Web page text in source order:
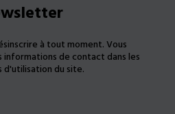
à tout moment. Vous
de contact dans les
d'utilisation du site.